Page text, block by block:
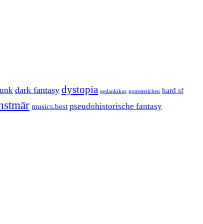
dark fantasy dystopia gedankikus gottesteilchen hard sf
musics.best pseudohistorische fantasy